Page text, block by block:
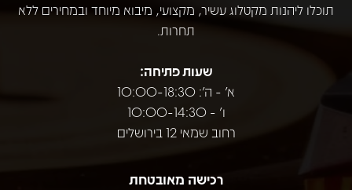
תוכלו ליהנות מקטלוג עשיר, מקצועי, מיבוא מיוחד ובמחירים ללא
תחרות.
שעות פתיחה:
א' - ה': 10:00-18:30
ו' - 10:00-14:30
רחוב שמאי 12 בירושלים
רכישה מאובטחת